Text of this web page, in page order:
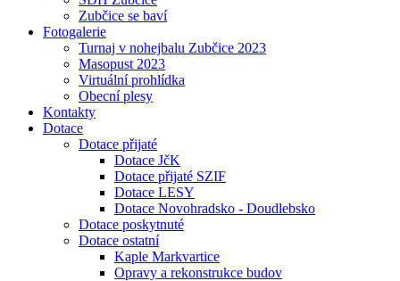
Zubčice se baví
Fotogalerie
Turnaj v nohejbalu Zubčice 2023
Masopust 2023
Virtuální prohlídka
Obecní plesy
Kontakty
Dotace
Dotace přijaté
Dotace JčK
Dotace přijaté SZIF
Dotace LESY
Dotace Novohradsko - Doudlebsko
Dotace poskytnuté
Dotace ostatní
Kaple Markvartice
Opravy a rekonstrukce budov